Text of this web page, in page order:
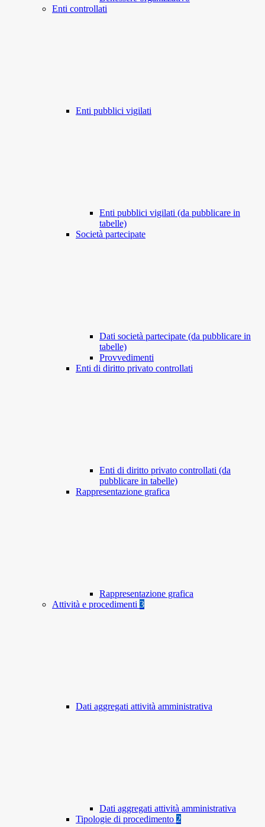
Enti controllati
Enti pubblici vigilati
Enti pubblici vigilati (da pubblicare in
tabelle)
Società partecipate
Dati società partecipate (da pubblicare in
tabelle)
Provvedimenti
Enti di diritto privato controllati
Enti di diritto privato controllati (da
pubblicare in tabelle)
Rappresentazione grafica
Rappresentazione grafica
Attività e procedimenti 3
Dati aggregati attività amministrativa
Dati aggregati attività amministrativa
Tipologie di procedimento 2